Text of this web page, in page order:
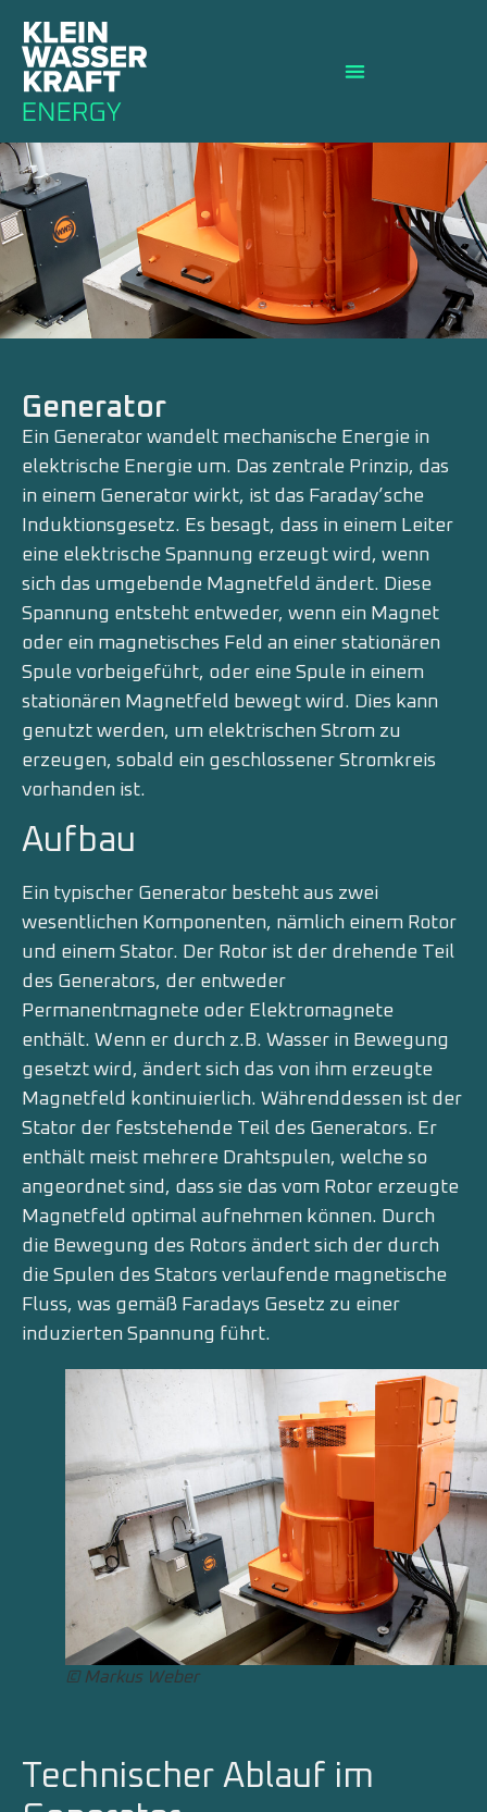
Generator
Ein Generator wandelt mechanische Energie in
elektrische Energie um. Das zentrale Prinzip, das
in einem Generator wirkt, ist das Faraday’sche
Induktionsgesetz. Es besagt, dass in einem Leiter
eine elektrische Spannung erzeugt wird, wenn
sich das umgebende Magnetfeld ändert. Diese
Spannung entsteht entweder, wenn ein Magnet
oder ein magnetisches Feld an einer stationären
Spule vorbeigeführt, oder eine Spule in einem
stationären Magnetfeld bewegt wird. Dies kann
genutzt werden, um elektrischen Strom zu
erzeugen, sobald ein geschlossener Stromkreis
vorhanden ist.
Aufbau
Ein typischer Generator besteht aus zwei
wesentlichen Komponenten, nämlich einem Rotor
und einem Stator. Der Rotor ist der drehende Teil
des Generators, der entweder
Permanentmagnete oder Elektromagnete
enthält. Wenn er durch z.B. Wasser in Bewegung
gesetzt wird, ändert sich das von ihm erzeugte
Magnetfeld kontinuierlich. Währenddessen ist der
Stator der feststehende Teil des Generators. Er
enthält meist mehrere Drahtspulen, welche so
angeordnet sind, dass sie das vom Rotor erzeugte
Magnetfeld optimal aufnehmen können. Durch
die Bewegung des Rotors ändert sich der durch
die Spulen des Stators verlaufende magnetische
Fluss, was gemäß Faradays Gesetz zu einer
induzierten Spannung führt.
© Markus Weber
Technischer Ablauf im